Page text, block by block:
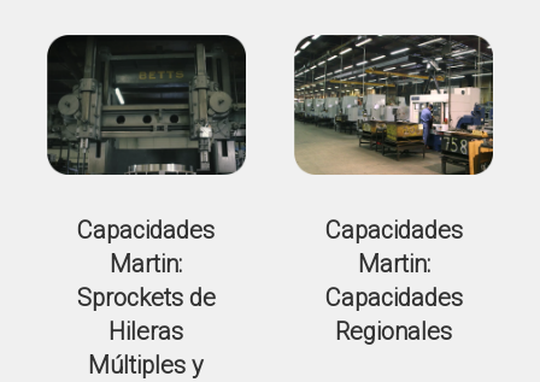
Capacidades
Martin:
Sprockets de
Hileras
Múltiples y
Capacidades
Martin:
Capacidades
Regionales